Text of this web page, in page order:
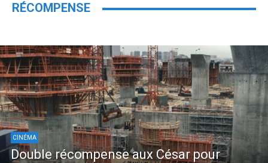
RÉCOMPENSE
CINÉMA
Double récompense aux César pour